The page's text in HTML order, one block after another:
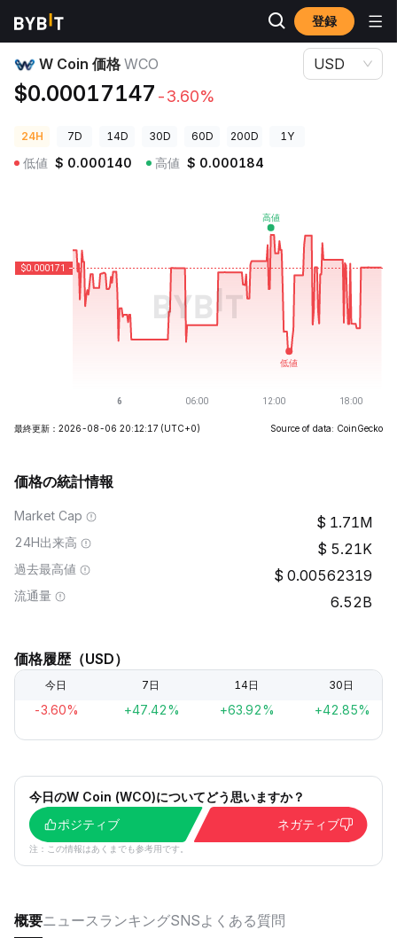
登録
暗号資産価格
W Coin 価格 WCO
$0.00017147 -3.60%
USD
24H 7D 14D 30D 60D 200D 1Y
低値 $ 0.000140 高値 $ 0.000184
最終更新：2026-08-06 20:12:17 (UTC+0) Source of data: CoinGecko
価格の統計情報
Market Cap 1.71M
24H出来高 5.21K
過去最高値 0.00562319
流通量 6.52B
価格履歴（USD）
今日 7日 14日 30日
-3.60% +47.42% +63.92% +42.85%
今日のW Coin (WCO)についてどう思いますか？
ポジティブ
ネガティブ
注：この情報はあくまでも参考用です。
概要ニュース ランキングSNSよくある質問